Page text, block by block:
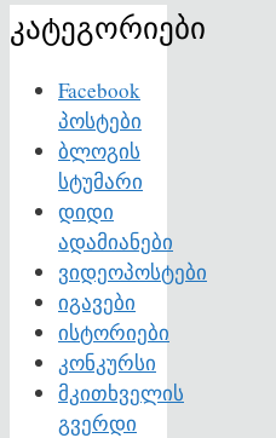
კატეგორიები
Facebook
პოსტები
ბლოგის
სტუმარი
დიდი
ადამიანები
ვიდეოპოსტები
იგავები
ისტორიები
კონკურსი
მკითხველის
გვერდი